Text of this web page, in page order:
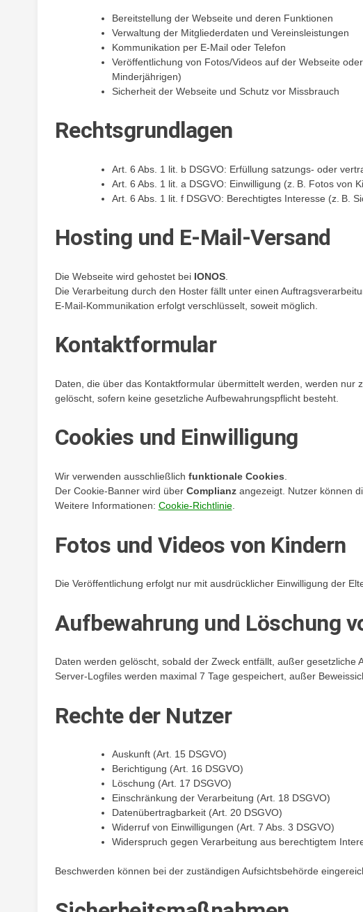
Bereitstellung der Webseite und deren Funktionen
Verwaltung der Mitgliederdaten und Vereinsleistungen
Kommunikation per E-Mail oder Telefon
Veröffentlichung von Fotos/Videos auf der Webseite
Minderjährigen)
Sicherheit der Webseite und Schutz vor Missbrauch
Rechtsgrundlagen
Art. 6 Abs. 1 lit. b DSGVO: Erfüllung satzungs- oder
Art. 6 Abs. 1 lit. a DSGVO: Einwilligung (z. B. Fotos von
Art. 6 Abs. 1 lit. f DSGVO: Berechtigtes Interesse (z. B.
Hosting und E-Mail-Versand
Die Webseite wird gehostet bei IONOS.
Die Verarbeitung durch den Hoster fällt unter einen
E-Mail-Kommunikation erfolgt verschlüsselt, soweit möglich.
Kontaktformular
Daten, die über das Kontaktformular übermittelt werden, werden nur
gelöscht, sofern keine gesetzliche Aufbewahrungspflicht besteht.
Cookies und Einwilligung
Wir verwenden ausschließlich funktionale Cookies
Der Cookie-Banner wird über Complianzangezeigt. Nutzer können
Weitere Informationen: Cookie-Richtlinie.
Fotos und Videos von Kindern
Die Veröffentlichung erfolgt nur mit ausdrücklicher Einwilligung der
Aufbewahrung und Löschung
Daten werden gelöscht, sobald der Zweck entfällt, außer gesetzliche
Server-Logfiles werden maximal 7 Tage gespeichert, außer
Rechte der Nutzer
Auskunft (Art. 15 DSGVO)
Berichtigung (Art. 16 DSGVO)
Löschung (Art. 17 DSGVO)
Einschränkung der Verarbeitung (Art. 18 DSGVO)
Datenübertragbarkeit (Art. 20 DSGVO)
Widerruf von Einwilligungen (Art. 7 Abs. 3 DSGVO)
Widerspruch gegen Verarbeitung aus berechtigtem
Beschwerden können bei der zuständigen Aufsichtsbehörde